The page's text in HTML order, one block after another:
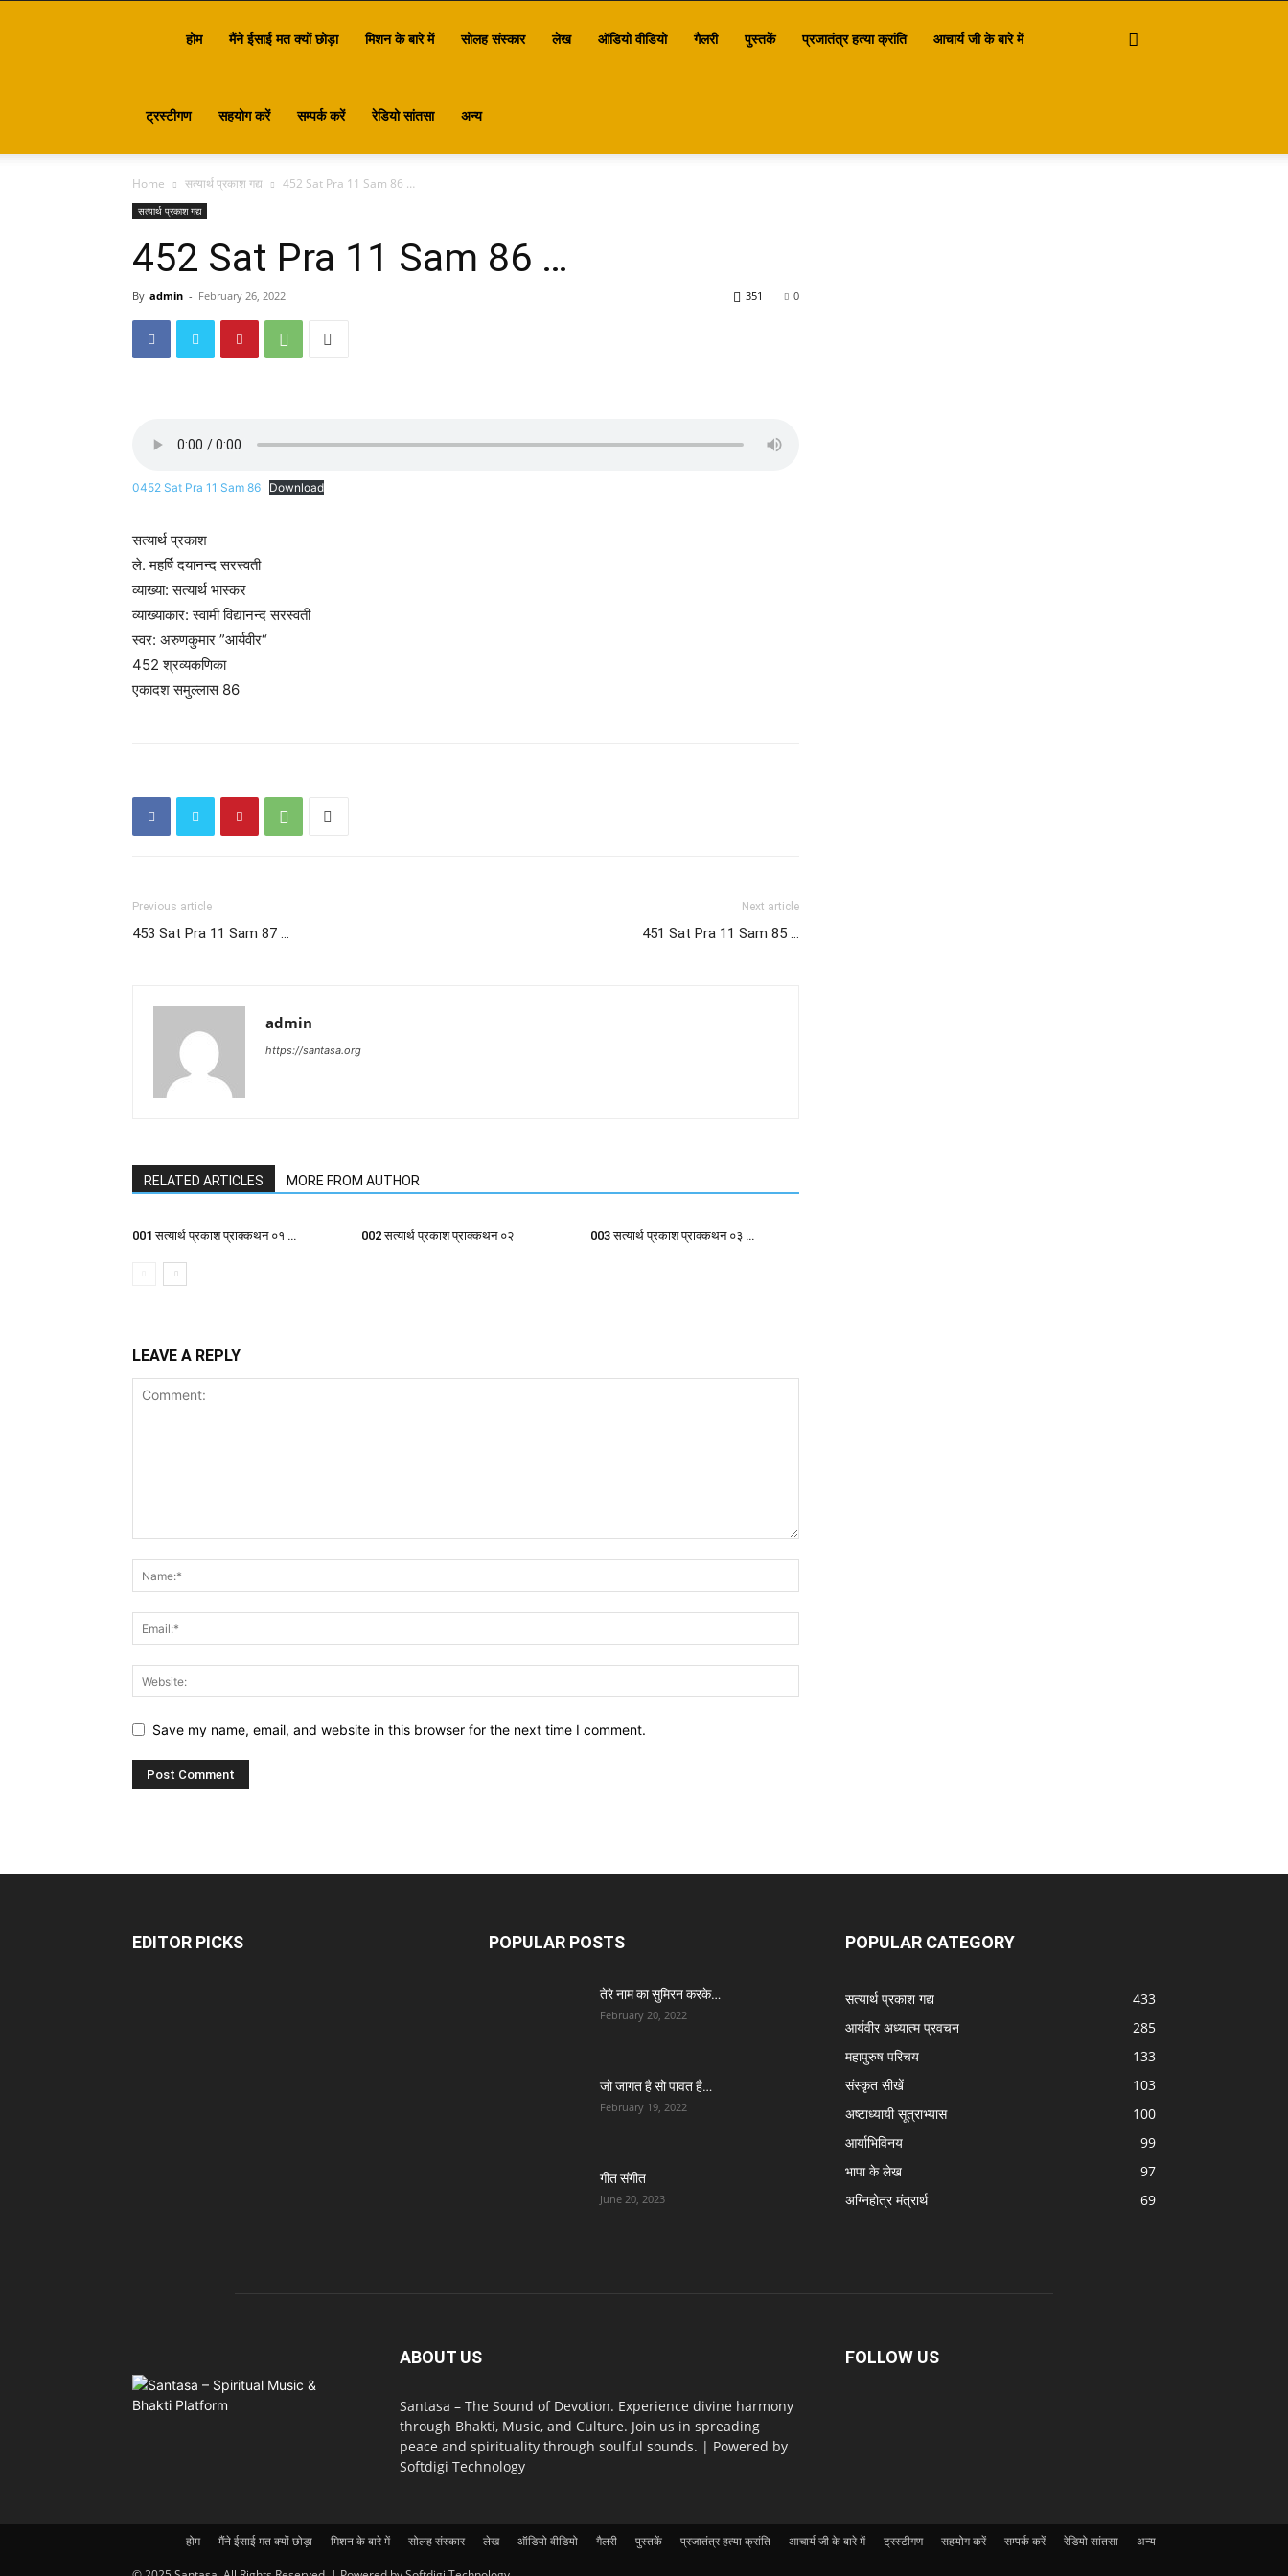
होम मैंने ईसाई मत क्यों छोड़ा मिशन के बारे में सोलह संस्कार लेख ऑडियो वीडियो गैलरी पुस्तकें प्रजातंत्र हत्या क्रांति आचार्य जी के बारे में
ट्रस्टीगण सहयोग करें सम्पर्क करें रेडियो सांतसा अन्य
Home सत्यार्थ प्रकाश गद्य 452 Sat Pra 11 Sam 86 …
सत्यार्थ प्रकाश गद्य
452 Sat Pra 11 Sam 86 …
By admin - February 26, 2022 0
351
0452 Sat Pra 11 Sam 86 Download
सत्यार्थ प्रकाश
ले. महर्षि दयानन्द सरस्वती
व्याख्या: सत्यार्थ भास्कर
व्याख्याकार: स्वामी विद्यानन्द सरस्वती
स्वर: अरुणकुमार ”आर्यवीर“
452 श्रव्यकणिका
एकादश समुल्लास 86
Previous article
453 Sat Pra 11 Sam 87 …
Next article
451 Sat Pra 11 Sam 85 …
admin
https://santasa.org
RELATED ARTICLES MORE FROM AUTHOR
001 सत्यार्थ प्रकाश प्राक्कथन ०१ … 002 सत्यार्थ प्रकाश प्राक्कथन ०२ 003 सत्यार्थ प्रकाश प्राक्कथन ०३ …
LEAVE A REPLY
Save my name, email, and website in this browser for the next time I comment.
EDITOR PICKS POPULAR POSTS
तेरे नाम का सुमिरन करके…
February 20, 2022
जो जागत है सो पावत है…
February 19, 2022
गीत संगीत
June 20, 2023
POPULAR CATEGORY
सत्यार्थ प्रकाश गद्य
433
आर्यवीर अध्यात्म प्रवचन
285
महापुरुष परिचय
133
संस्कृत सीखें
103
अष्टाध्यायी सूत्राभ्यास
100
आर्याभिविनय
99
भापा के लेख
97
अग्निहोत्र मंत्रार्थ
69
ABOUT US
Santasa – The Sound of Devotion. Experience divine harmony
through Bhakti, Music, and Culture. Join us in spreading
peace and spirituality through soulful sounds. | Powered by
Softdigi Technology
FOLLOW US
होम मैंने ईसाई मत क्यों छोड़ा मिशन के बारे में सोलह संस्कार लेख ऑडियो वीडियो गैलरी पुस्तकें प्रजातंत्र हत्या क्रांति आचार्य जी के बारे में ट्रस्टीगण सहयोग करें सम्पर्क करें रेडियो सांतसा अन्य